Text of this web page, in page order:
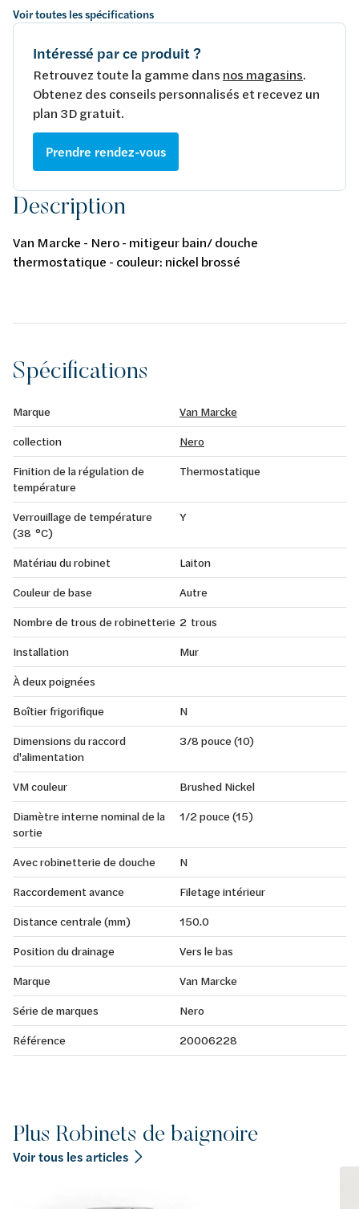
Voir toutes les spécifications
Intéressé par ce produit ?
Retrouvez toute la gamme dans nos magasins.
Obtenez des conseils personnalisés et recevez un
plan 3D gratuit.
Prendre rendez-vous
Description
Van Marcke - Nero - mitigeur bain/ douche
thermostatique - couleur: nickel brossé
Spécifications
Marque
Van Marcke
collection
Nero
Finition de la régulation de
température
Thermostatique
Verrouillage de température
(38 °C)
Y
Matériau du robinet
Laiton
Couleur de base
Autre
Nombre de trous de robinetterie 2 trous
Installation
Mur
À deux poignées
Boîtier frigorifique
N
Dimensions du raccord
d'alimentation
3/8 pouce (10)
VM couleur
Brushed Nickel
Diamètre interne nominal de la
sortie
1/2 pouce (15)
Avec robinetterie de douche
N
Raccordement avance
Filetage intérieur
Distance centrale (mm)
150.0
Position du drainage
Vers le bas
Marque
Van Marcke
Série de marques
Nero
Référence
20006228
Plus Robinets de baignoire
Voir tous les articles